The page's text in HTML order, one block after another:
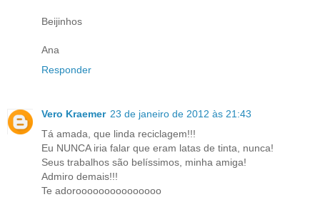
Beijinhos
Ana
Responder
Vero Kraemer 23 de janeiro de 2012 às 21:43
Tá amada, que linda reciclagem!!!
Eu NUNCA iria falar que eram latas de tinta, nunca!
Seus trabalhos são belíssimos, minha amiga!
Admiro demais!!!
Te adorooooooooooooooo